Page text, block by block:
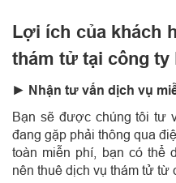
Lợi ích của khách
thám tử tại công
► Nhận tư vấn dịch vụ
Bạn sẽ được chúng tôi tư
đang gặp phải thông qua
toàn miễn phí, bạn có thể
nên thuê dịch vụ thám tử từ